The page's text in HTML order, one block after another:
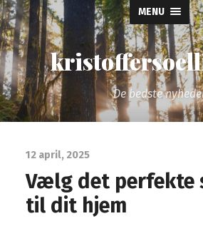
MENU
De bedste
12 april, 2025
Vælg det perfekte
til dit hjem